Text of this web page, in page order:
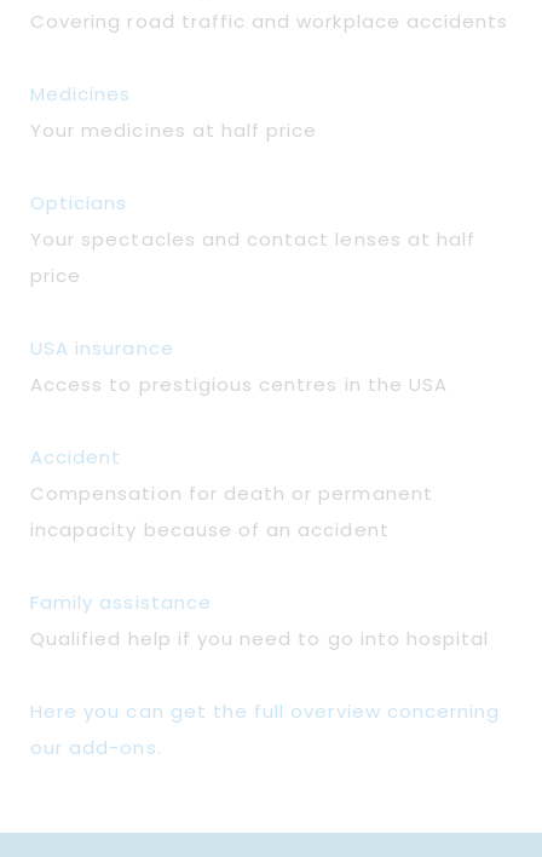
Covering road traffic and workplace accidents
Medicines
Your medicines at half price
Opticians
Your spectacles and contact lenses at half
price
USA insurance
Access to prestigious centres in the USA
Accident
Compensation for death or permanent
incapacity because of an accident
Family assistance
Qualified help if you need to go into hospital
Here you can get the full overview concerning
our add-ons.